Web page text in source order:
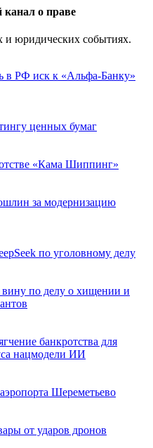
о праве
и юридических событиях.
в РФ иск к «Альфа-Банку»
ценных бумаг
«Кама Шиппинг»
за модернизацию
по уголовному делу
вину по делу о хищении и
банкротства для
нацмодели ИИ
Шереметьево
от ударов дронов